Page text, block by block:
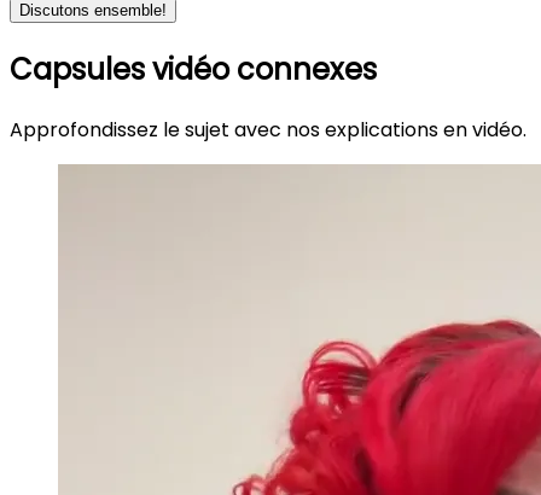
Discutons ensemble!
Capsules vidéo connexes
Approfondissez le sujet avec nos explications en vidéo.